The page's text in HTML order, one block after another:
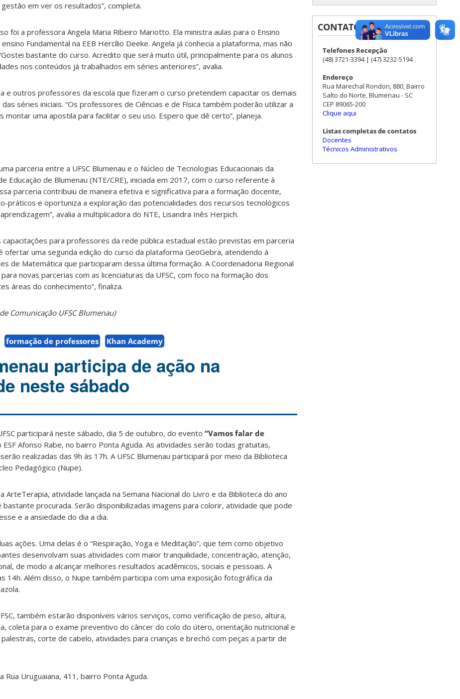
em ver os resultados”, completa.
foi a professora Angela Maria Ribeiro Mariotto. Ela ministra aulas para o Ensino
Fundamental na EEB Hercílio Deeke. Angela já conhecia a plataforma, mas não
bastante do curso. Acredito que será muito útil, principalmente para os alunos
nos conteúdos já trabalhados em séries anteriores”, avalia.
e outros professores da escola que fizeram o curso pretendem capacitar os demais
séries iniciais. “Os professores de Ciências e de Física também poderão utilizar a
uma apostila para facilitar o seu uso. Espero que dê certo”, planeja.
parceria entre a UFSC Blumenau e o Núcleo de Tecnologias Educacionais da
Educação de Blumenau (NTE/CRE), iniciada em 2017, com o curso referente à
parceria contribuiu de maneira efetiva e significativa para a formação docente,
práticos e oportuniza a exploração das potencialidades dos recursos tecnológicos
avalia a multiplicadora do NTE, Lisandra Inês Herpich.
capacitações para professores da rede pública estadual estão previstas em parceria
ofertar uma segunda edição do curso da plataforma GeoGebra, atendendo à
de Matemática que participaram dessa última formação. A Coordenadoria Regional
novas parcerias com as licenciaturas da UFSC, com foco na formação dos
áreas do conhecimento”, finaliza.
Comunicação UFSC Blumenau)
formação de professores Khan Academy
participa de ação na
neste sábado
participará neste sábado, dia 5 de outubro, do evento “Vamos falar de
Afonso Rabe, no bairro Ponta Aguda. As atividades serão todas gratuitas,
realizadas das 9h às 17h. A UFSC Blumenau participará por meio da Biblioteca
Pedagógico (Nupe).
ArteTerapia, atividade lançada na Semana Nacional do Livro e da Biblioteca do ano
procurada. Serão disponibilizadas imagens para colorir, atividade que pode
e a ansiedade do dia a dia.
ações. Uma delas é o “Respiração, Yoga e Meditação”, que tem como objetivo
desenvolvam suas atividades com maior tranquilidade, concentração, atenção,
de modo a alcançar melhores resultados acadêmicos, sociais e pessoais. A
14h. Além disso, o Nupe também participa com uma exposição fotográfica da
também estarão disponíveis vários serviços, como verificação de peso, altura,
coleta para o exame preventivo do câncer do colo do útero, orientação nutricional e
corte de cabelo, atividades para crianças e brechó com peças a partir de
Rua Uruguaiana, 411, bairro Ponta Aguda.
CONTATOS
Telefones Recepção
(48) 3721-3394 | (47) 3232-5194
Endereço
Rua Marechal Rondon, 880, Bairro
Salto do Norte, Blumenau - SC
CEP 89065-200
Clique aqui
Listas completas de contatos
Docentes
Técnicos Administrativos